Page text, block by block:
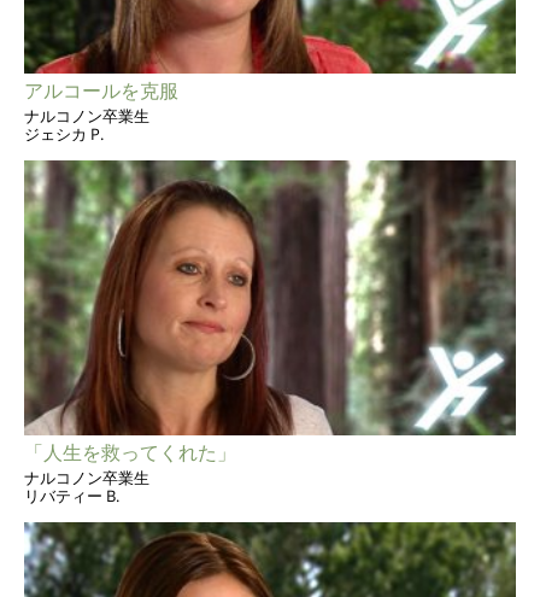
アルコールを克服
ナルコノン卒業生
ジェシカ P.
「人生を救ってくれた」
ナルコノン卒業生
リバティー B.